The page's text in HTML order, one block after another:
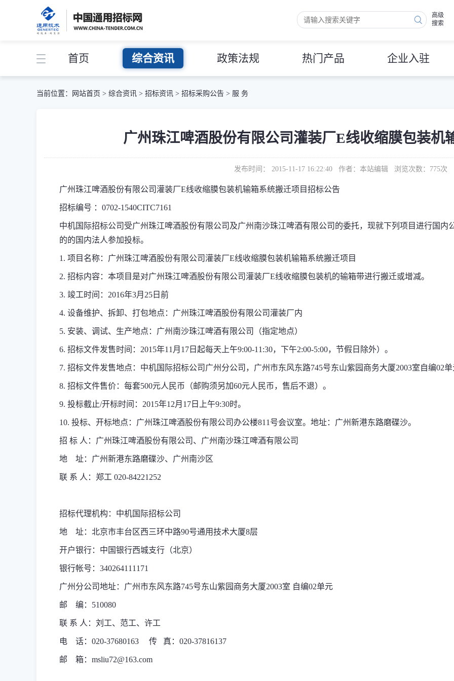
高级
搜索
首页 综合资讯 政策法规 热门产品 企业入驻
当前位置： 网站首页 > 综合资讯 > 招标资讯 > 招标采购公告 > 服 务
广州珠江啤酒股份有限公司灌装厂E线收缩膜包装机
发布时间： 2015-11-17 16:22:40 作者：本站编辑 浏览次数： 775次
广州珠江啤酒股份有限公司灌装厂E线收缩膜包装机输箱系统搬迁项目招标公告
招标编号 ：0702-1540CITC7161
中机国际招标公司受广州珠江啤酒股份有限公司及广州南沙珠江啤酒有限公司的委托，现就下列项目进行国内
的的国内法人参加投标。
1. 项目名称：广州珠江啤酒股份有限公司灌装厂E线收缩膜包装机输箱系统搬迁项目
2. 招标内容：本项目是对广州珠江啤酒股份有限公司灌装厂E线收缩膜包装机的输箱带进行搬迁或增减。
3. 竣工时间： 2016年3月 25 日前
4. 设备维护、拆卸、打包地点： 广州珠江啤酒股份有限公司灌装厂内
5. 安装、调试、生产地点 ：广州南沙珠江啤酒有限公司（指定地点）
6. 招标文件发售时间：2015年11 月 17 日起每天上午9:00-11:30，下午2:00-5:00，节假日除外）。
7. 招标文件发售地点：中机国际招标公司广州分公司，广州市东风东路745号东山紫园商务大厦2003室自编02单
8. 招标文件售价：每套500元人民币（邮购须另加60元人民币，售后不退）。
9. 投标截止/开标时间： 2015年12月 17 日上午9:30时。
10. 投标、开标地点：广州珠江啤酒股份有限公司办公楼811号会议室。地址：广州新港东路磨碟沙。
招 标 人：广州珠江啤酒股份有限公司、广州南沙珠江啤酒有限公司
地 址：广州新港东路磨碟沙、广州南沙区
联 系 人： 郑工 020-84221252
招标代理机构：中机国际招标公司
地 址：北京市丰台区西三环中路90号通用技术大厦8层
开户银行：中国银行西城支行（北京）
银行帐号：340264111171
广州分公司地址：广州市东风东路745号东山紫园商务大厦2003室 自编02单元
邮 编：510080
联 系 人：刘工、范工、许工
电 话：020-37680163 传 真：020-37816137
邮 箱： msliu72@163.com